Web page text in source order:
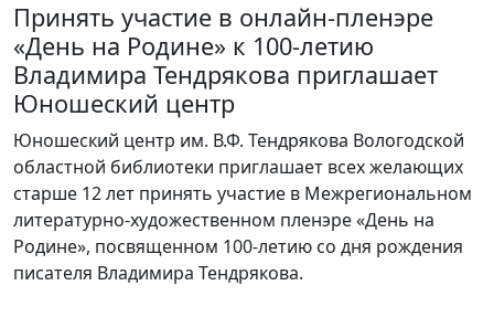
Принять участие в онлайн-пленэре
«День на Родине» к 100-летию
Владимира Тендрякова приглашает
Юношеский центр
Юношеский центр им. В.Ф. Тендрякова Вологодской
областной библиотеки приглашает всех желающих
старше 12 лет принять участие в Межрегиональном
литературно-художественном пленэре «День на
Родине», посвященном 100-летию со дня рождения
писателя Владимира Тендрякова.